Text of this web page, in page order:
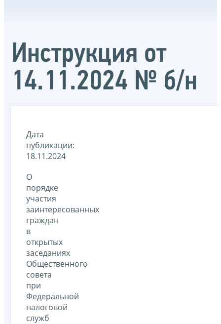
Инструкция от
14.11.2024 № б/н
Дата
публикации:
18.11.2024
О
порядке
участия
заинтересованных
граждан
в
открытых
заседаниях
Общественного
совета
при
Федеральной
налоговой
служб